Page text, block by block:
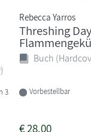
3
Rebecca Yarros
Threshing
Buch
Vorbestellbar
€28,00